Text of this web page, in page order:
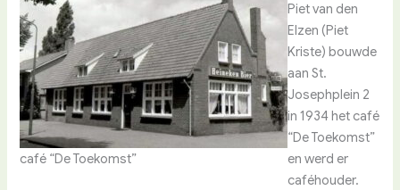
café “De Toekomst”
Piet van den
Elzen (Piet
Kriste) bouwde
aan St.
Josephplein 2
in 1934 het café
“De Toekomst”
en werd er
caféhouder.